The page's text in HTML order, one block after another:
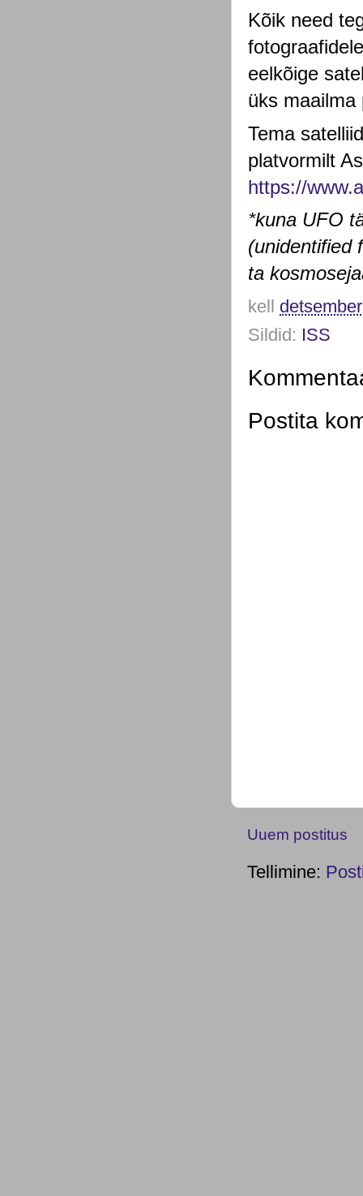
Kõik need
eelkõige
üks maailma
Tema
platvormilt
https://
*kuna UFO
(unidentified
ta
kell
Sildid: ISS
Postita
Uuem postitus
Tellimine: